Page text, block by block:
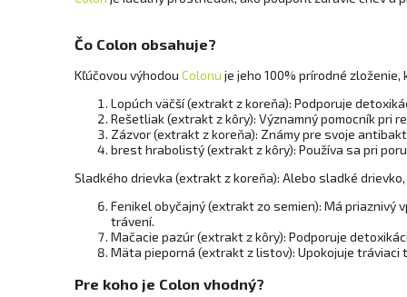
Čo Colon obsahuje?
Kľúčovou výhodou Colonu je jeho 100% prírodné
Lopúch väčší (extrakt z koreňa): Podporuje
Rešetliak (extrakt z kôry): Významný pomocník pri
Zázvor (extrakt z koreňa): Známy pre svoje
brest hrabolistý (extrakt z kôry): Používa sa pri
Sladkého drievka (extrakt z koreňa): Alebo sladké
Fenikel obyčajný (extrakt zo semien): Má priaznivý
trávení.
Mačacie pazúr (extrakt z kôry): Podporuje
Mäta pieporná (extrakt z listov): Upokojuje tráviaci
Pre koho je Colon vhodný?